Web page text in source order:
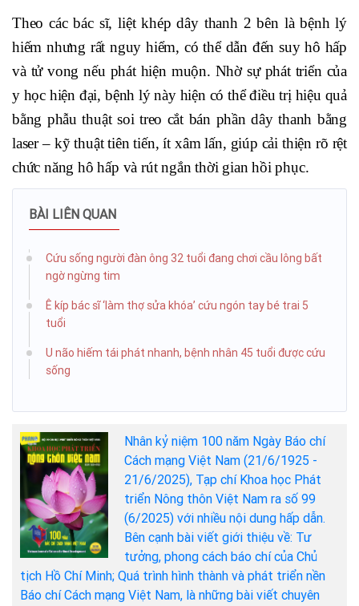
Theo các bác sĩ, liệt khép dây thanh 2 bên là bệnh lý
hiếm nhưng rất nguy hiểm, có thể dẫn đến suy hô hấp
và tử vong nếu phát hiện muộn. Nhờ sự phát triển của
y học hiện đại, bệnh lý này hiện có thể điều trị hiệu quả
bằng phẫu thuật soi treo cắt bán phần dây thanh bằng
laser – kỹ thuật tiên tiến, ít xâm lấn, giúp cải thiện rõ rệt
chức năng hô hấp và rút ngắn thời gian hồi phục.
BÀI LIÊN QUAN
Cứu sống người đàn ông 32 tuổi đang chơi cầu lông bất
ngờ ngừng tim
Ê kíp bác sĩ ‘làm thợ sửa khóa’ cứu ngón tay bé trai 5
tuổi
U não hiếm tái phát nhanh, bệnh nhân 45 tuổi được cứu
sống
Nhân kỷ niệm 100 năm Ngày Báo chí
Cách mạng Việt Nam (21/6/1925 -
21/6/2025), Tạp chí Khoa học Phát
triển Nông thôn Việt Nam ra số 99
(6/2025) với nhiều nội dung hấp dẫn.
Bên cạnh bài viết giới thiệu về: Tư
tưởng, phong cách báo chí của Chủ
tịch Hồ Chí Minh; Quá trình hình thành và phát triển nền
Báo chí Cách mạng Việt Nam, là những bài viết chuyên